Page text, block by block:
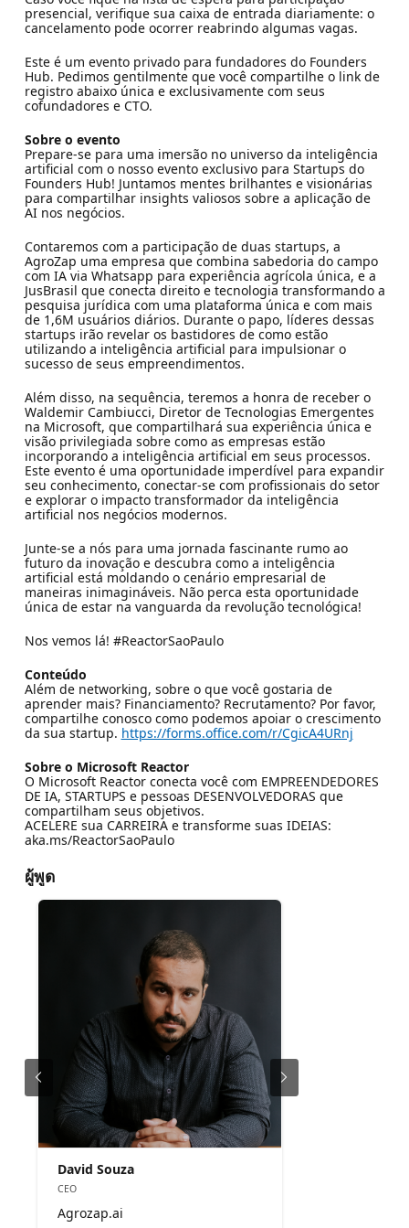
presencial, verifique sua caixa de entrada diariamente: o
cancelamento pode ocorrer reabrindo algumas vagas.
Este é um evento privado para fundadores do Founders
Hub. Pedimos gentilmente que você compartilhe o link de
registro abaixo única e exclusivamente com seus
cofundadores e CTO.
Sobre o evento
Prepare-se para uma imersão no universo da inteligência
artificial com o nosso evento exclusivo para Startups do
Founders Hub! Juntamos mentes brilhantes e visionárias
para compartilhar insights valiosos sobre a aplicação de
AI nos negócios.
Contaremos com a participação de duas startups, a
AgroZap uma empresa que combina sabedoria do campo
com IA via Whatsapp para experiência agrícola única, e a
JusBrasil que conecta direito e tecnologia transformando a
pesquisa jurídica com uma plataforma única e com mais
de 1,6M usuários diários. Durante o papo, líderes dessas
startups irão revelar os bastidores de como estão
utilizando a inteligência artificial para impulsionar o
sucesso de seus empreendimentos.
Além disso, na sequência, teremos a honra de receber o
Waldemir Cambiucci, Diretor de Tecnologias Emergentes
na Microsoft, que compartilhará sua experiência única e
visão privilegiada sobre como as empresas estão
incorporando a inteligência artificial em seus processos.
Este evento é uma oportunidade imperdível para expandir
seu conhecimento, conectar-se com profissionais do setor
e explorar o impacto transformador da inteligência
artificial nos negócios modernos.
Junte-se a nós para uma jornada fascinante rumo ao
futuro da inovação e descubra como a inteligência
artificial está moldando o cenário empresarial de
maneiras inimagináveis. Não perca esta oportunidade
única de estar na vanguarda da revolução tecnológica!
Nos vemos lá! #ReactorSaoPaulo
Conteúdo
Além de networking, sobre o que você gostaria de
aprender mais? Financiamento? Recrutamento? Por favor,
compartilhe conosco como podemos apoiar o crescimento
da sua startup. https://forms.office.com/r/CgicA4URnj
Sobre o Microsoft Reactor
O Microsoft Reactor conecta você com EMPREENDEDORES
DE IA, STARTUPS e pessoas DESENVOLVEDORAS que
compartilham seus objetivos.
ACELERE sua CARREIRA e transforme suas IDEIAS:
aka.ms/ReactorSaoPaulo
ผู้พูด
David Souza
CEO
Agrozap.ai